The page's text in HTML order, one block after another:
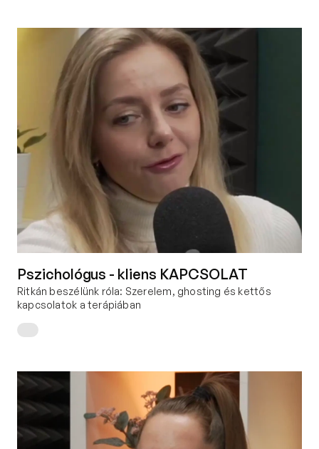
Pszichológus - kliens KAPCSOLAT
Ritkán beszélünk róla: Szerelem, ghosting és kettős
kapcsolatok a terápiában